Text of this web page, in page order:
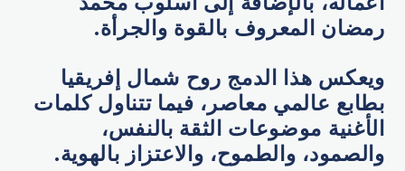
رمضان المعروف بالقوة والجرأة.
ويعكس هذا الدمج روح شمال إفريقيا
بطابع عالمي معاصر، فيما تتناول كلمات
الأغنية موضوعات الثقة بالنفس،
والصمود، والطموح، والاعتزاز بالهوية.